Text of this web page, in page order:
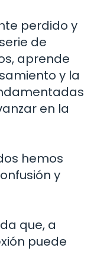
perdido y
de
aprende
y la
en la
hemos
y
que, a
puede